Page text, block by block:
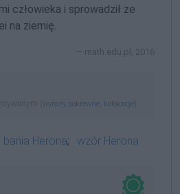
człowieka i sprowadził ze
na ziemię.
math.edu.pl, 2016
( wyrazy pokrewne kolokacje
bania Herona; wzór Herona